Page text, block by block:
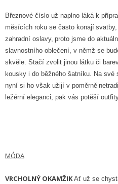
Březnové číslo už naplno láká k
měsících roku se často konají
zahradní oslavy, proto jsme do
slavnostního oblečení, v němž se
skvěle. Stačí zvolit jinou látku či
kousky i do běžného šatníku. Na své
nyní si ho však užijí v poměrně
ležérní eleganci, pak vás potěší
MÓDA
VRCHOLNÝ OKAMŽIK Ať už se